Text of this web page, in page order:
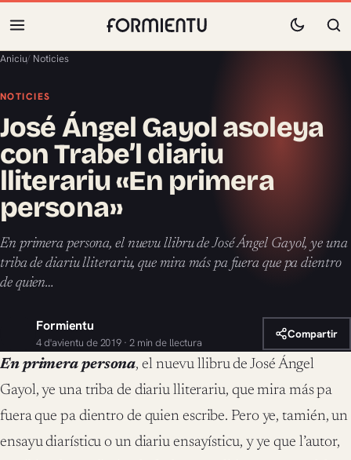
Aniciu/ Noticies
NOTICIES
José Ángel Gayol asoleya
con Trabe’l diariu
lliterariu «En primera
persona»
En primera persona, el nuevu llibru de José Ángel Gayol, ye una
triba de diariu lliterariu, que mira más pa fuera que pa dientro
de quien…
Formientu
4 d'avientu de 2019 · 2 min de llectura
Compartir
En primera persona, el nuevu llibru de José Ángel
Gayol, ye una triba de diariu lliterariu, que mira más pa
fuera que pa dientro de quien escribe. Pero ye, tamién, un
ensayu diarísticu o un diariu ensayísticu, y ye que l’autor,